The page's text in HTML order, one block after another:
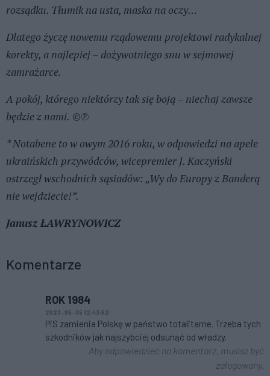
rozsądku. Tłumik na usta, maska na oczy…
Dlatego życzę nowemu rządowemu projektowi radykalnej
korekty, a najlepiej – dożywotniego snu w sejmowej
zamrażarce.
A pokój, którego niektórzy tak się boją – niechaj zawsze
będzie z nami. ©℗
* Notabene to w owym 2016 roku, w odpowiedzi na apele
ukraińskich przywódców, wicepremier J. Kaczyński
ostrzegł wschodnich sąsiadów: „Wy do Europy z Banderą
nie wejdziecie!”.
Janusz ŁAWRYNOWICZ
Komentarze
ROK 1984
2023-05-05 12:43:52
PiS zamienia Polskę w państwo totalitarne. Trzeba tych
szkodników jak najszybciej odsunąć od władzy.
Aby odpowiedzieć na komentarz, musisz być
zalogowany.